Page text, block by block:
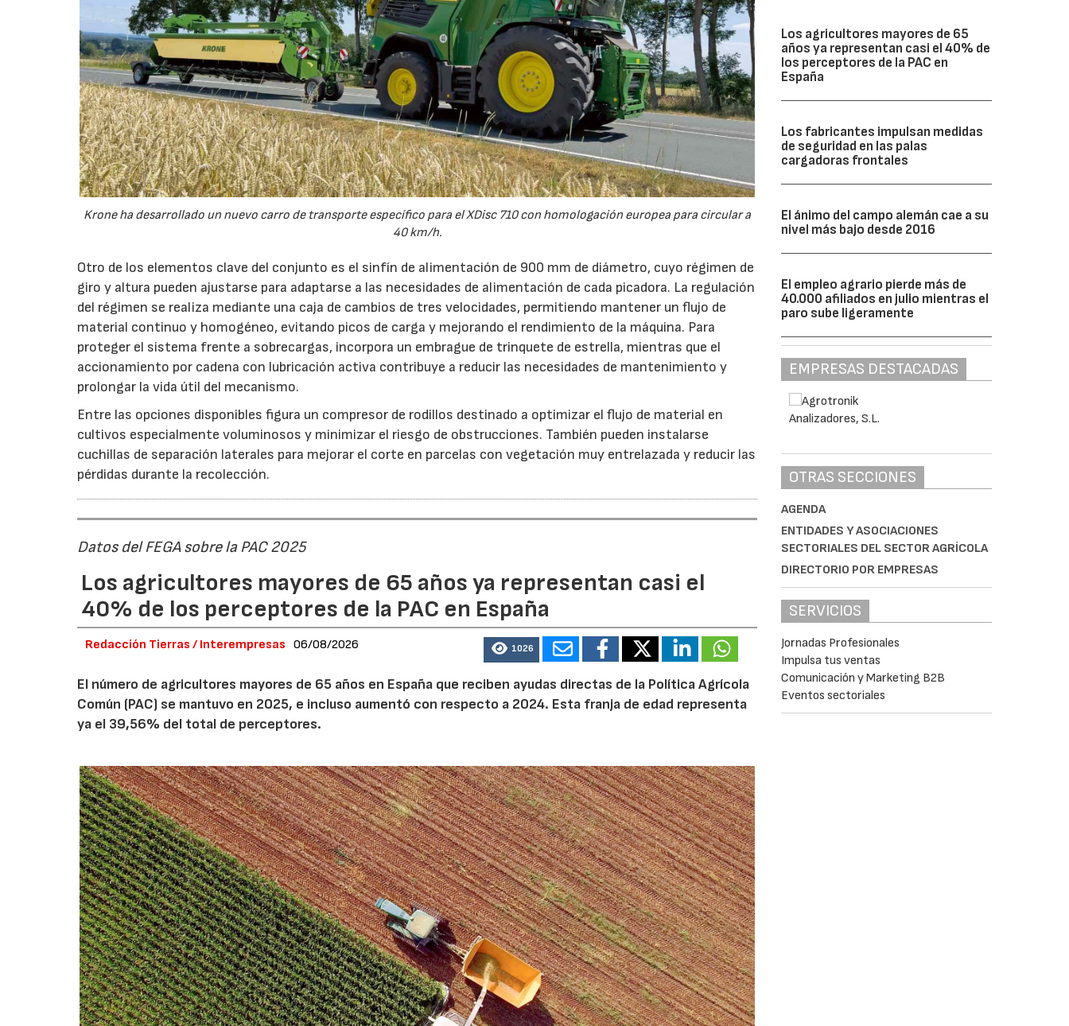
Krone ha desarrollado un nuevo carro de transporte específico para el XDisc 710 con homologación europea para circular a
40 km/h.
Otro de los elementos clave del conjunto es el sinfín de alimentación de 900 mm de diámetro, cuyo régimen de
giro y altura pueden ajustarse para adaptarse a las necesidades de alimentación de cada picadora. La regulación
del régimen se realiza mediante una caja de cambios de tres velocidades, permitiendo mantener un flujo de
material continuo y homogéneo, evitando picos de carga y mejorando el rendimiento de la máquina. Para
proteger el sistema frente a sobrecargas, incorpora un embrague de trinquete de estrella, mientras que el
accionamiento por cadena con lubricación activa contribuye a reducir las necesidades de mantenimiento y
prolongar la vida útil del mecanismo.
Entre las opciones disponibles figura un compresor de rodillos destinado a optimizar el flujo de material en
cultivos especialmente voluminosos y minimizar el riesgo de obstrucciones. También pueden instalarse
cuchillas de separación laterales para mejorar el corte en parcelas con vegetación muy entrelazada y reducir las
pérdidas durante la recolección.
Datos del FEGA sobre la PAC 2025
Los agricultores mayores de 65 años ya representan casi el
40% de los perceptores de la PAC en España
Redacción Tierras / Interempresas 06/08/2026 1026
El número de agricultores mayores de 65 años en España que reciben ayudas directas de la Política Agrícola
Común (PAC) se mantuvo en 2025, e incluso aumentó con respecto a 2024. Esta franja de edad representa
ya el 39,56% del total de perceptores.
Los agricultores mayores de 65
años ya representan casi el 40% de
los perceptores de la PAC en
España
Los fabricantes impulsan medidas
de seguridad en las palas
cargadoras frontales
El ánimo del campo alemán cae a su
nivel más bajo desde 2016
El empleo agrario pierde más de
40.000 afiliados en julio mientras el
paro sube ligeramente
EMPRESAS DESTACADAS
OTRAS SECCIONES
AGENDA
ENTIDADES Y ASOCIACIONES
SECTORIALES DEL SECTOR AGRÍCOLA
DIRECTORIO POR EMPRESAS
SERVICIOS
Jornadas Profesionales
Impulsa tus ventas
Comunicación y Marketing B2B
Eventos sectoriales